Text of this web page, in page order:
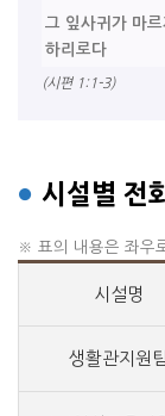
그 잎사귀가 마
하리로다
(시편 1:1-3)
● 시설별 전
※ 표의 내용은 좌우
시설명
생활관지원팀